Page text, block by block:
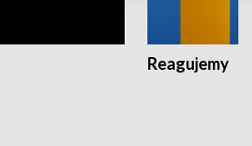
Reagujemy